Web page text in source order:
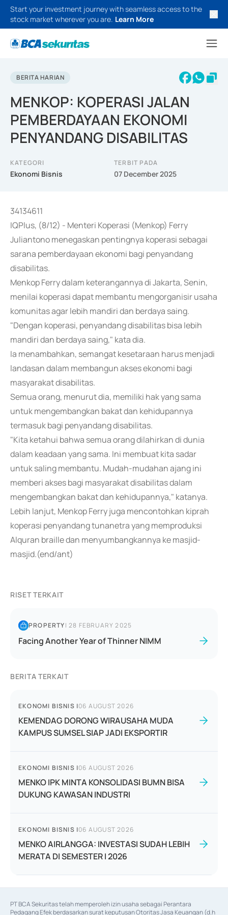
Start your investment journey with seamless access to the
stock market wherever you are. Learn More
BERITA HARIAN
MENKOP: KOPERASI JALAN
PEMBERDAYAAN EKONOMI
PENYANDANG DISABILITAS
KATEGORI
Ekonomi Bisnis
TERBIT PADA
07 December 2025
34134611
IQPlus, (8/12) - Menteri Koperasi (Menkop) Ferry
Juliantono menegaskan pentingnya koperasi sebagai
sarana pemberdayaan ekonomi bagi penyandang
disabilitas.
Menkop Ferry dalam keterangannya di Jakarta, Senin,
menilai koperasi dapat membantu mengorganisir usaha
komunitas agar lebih mandiri dan berdaya saing.
"Dengan koperasi, penyandang disabilitas bisa lebih
mandiri dan berdaya saing," kata dia.
Ia menambahkan, semangat kesetaraan harus menjadi
landasan dalam membangun akses ekonomi bagi
masyarakat disabilitas.
Semua orang, menurut dia, memiliki hak yang sama
untuk mengembangkan bakat dan kehidupannya
termasuk bagi penyandang disabilitas.
"Kita ketahui bahwa semua orang dilahirkan di dunia
dalam keadaan yang sama. Ini membuat kita sadar
untuk saling membantu. Mudah-mudahan ajang ini
memberi akses bagi masyarakat disabilitas dalam
mengembangkan bakat dan kehidupannya," katanya.
Lebih lanjut, Menkop Ferry juga mencontohkan kiprah
koperasi penyandang tunanetra yang memproduksi
Alquran braille dan menyumbangkannya ke masjid-
masjid.(end/ant)
RISET TERKAIT
PROPERTY|28 FEBRUARY 2025
Facing Another Year of Thinner NIMM
BERITA TERKAIT
EKONOMI BISNIS |06 AUGUST 2026
KEMENDAG DORONG WIRAUSAHA MUDA
KAMPUS SUMSEL SIAP JADI EKSPORTIR
EKONOMI BISNIS |06 AUGUST 2026
MENKO IPK MINTA KONSOLIDASI BUMN BISA
DUKUNG KAWASAN INDUSTRI
EKONOMI BISNIS |06 AUGUST 2026
MENKO AIRLANGGA: INVESTASI SUDAH LEBIH
MERATA DI SEMESTER I 2026
PT BCA Sekuritas telah memperoleh izin usaha sebagai Perantara
Pedagang Efek berdasarkan surat keputusan Otoritas Jasa Keuangan (d.h